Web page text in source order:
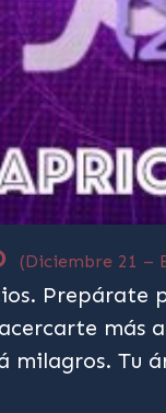
(Diciembre 21 –
más
milagros. Tu